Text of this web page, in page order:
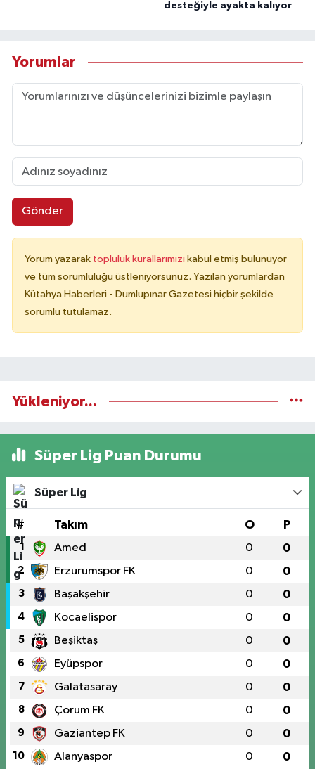
desteğiyle ayakta kalıyor
Yorumlar
Gönder
Yorum yazarak topluluk kurallarımızı kabul etmiş bulunuyor
ve tüm sorumluluğu üstleniyorsunuz. Yazılan yorumlardan
Kütahya Haberleri - Dumlupınar Gazetesi hiçbir şekilde
sorumlu tutulamaz.
Yükleniyor...
Süper Lig Puan Durumu
Süper Lig
# Takım O P
1 Amed 0 0
2 Erzurumspor FK 0 0
3 Başakşehir 0 0
4 Kocaelispor 0 0
5 Beşiktaş 0 0
6 Eyüpspor 0 0
7 Galatasaray 0 0
8 Çorum FK 0 0
9 Gaziantep FK 0 0
10 Alanyaspor 0 0